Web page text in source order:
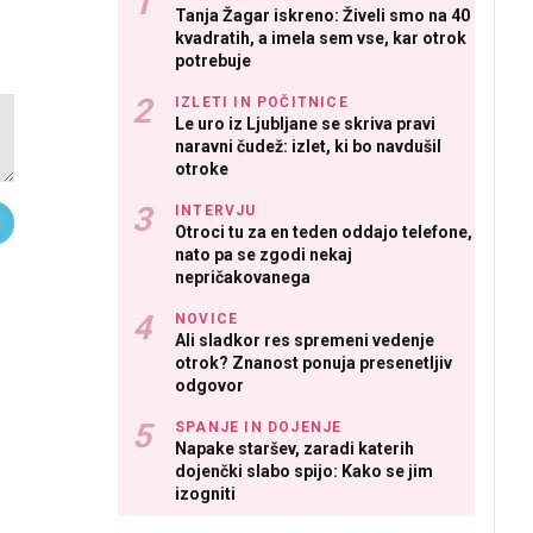
Tanja Žagar iskreno: Živeli smo na 40
kvadratih, a imela sem vse, kar otrok
potrebuje
IZLETI IN POČITNICE
Le uro iz Ljubljane se skriva pravi
naravni čudež: izlet, ki bo navdušil
otroke
INTERVJU
Otroci tu za en teden oddajo telefone,
nato pa se zgodi nekaj
nepričakovanega
NOVICE
Ali sladkor res spremeni vedenje
otrok? Znanost ponuja presenetljiv
odgovor
SPANJE IN DOJENJE
Napake staršev, zaradi katerih
dojenčki slabo spijo: Kako se jim
izogniti